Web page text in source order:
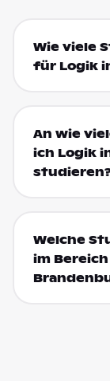
Wie viele
für Logik
An wie
ich Logik
Welche
im